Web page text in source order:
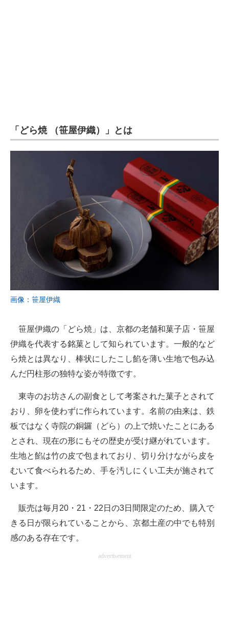
「どら焼 （笹屋伊織）」とは
画像：笹屋伊織
笹屋伊織の「どら焼」は、京都の老舗和菓子店・笹屋
伊織を代表する銘菓として知られています。一般的など
ら焼とは異なり、棒状にしたこし餡を薄い生地で包み込
んだ円柱形の独特な姿が特徴です。
東寺のお坊さんの副食として考案された菓子とされて
おり、卵を使わずに作られています。名前の由来は、鉄
板ではなく寺院の銅鑼（どら）の上で焼いたことにある
とされ、現在の形にもその歴史が受け継がれています。
生地と餡は竹の皮で包まれており、切り分けながら皮を
むいて食べられるため、手を汚しにくい工夫が施されて
います。
販売は毎月20・21・22日の3日間限定のため、購入で
きる日が限られていることから、京都土産の中でも特別
感のある存在です。
advertisement